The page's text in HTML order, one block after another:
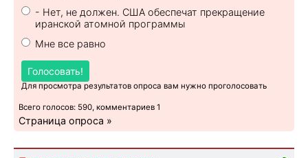
- Нет, не должен. США обеспечат прекращение
иранской атомной программы
Мне все равно
Голосовать!
Для просмотра результатов опроса вам нужно проголосовать
Всего голосов: 590, комментариев 1
Страница опроса »